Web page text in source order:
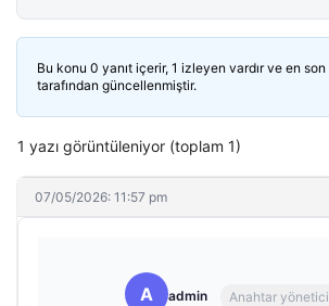
Bu konu 0 yanıt içerir, 1 izleyen vardır ve en son
tarafından güncellenmiştir.
1 yazı görüntüleniyor (toplam 1)
07/05/2026: 11:57 pm
A admin Anahtar yönetici